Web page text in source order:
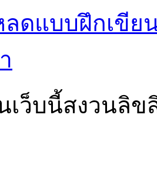
ลดแบบฝึกเขีย
เว็บนี้สงวนลิ